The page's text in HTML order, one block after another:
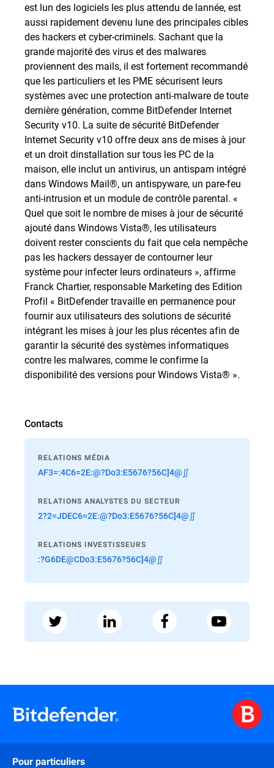
est lun des logiciels les plus attendu de lannée, est
aussi rapidement devenu lune des principales cibles
des hackers et cyber-criminels. Sachant que la
grande majorité des virus et des malwares
proviennent des mails, il est fortement recommandé
que les particuliers et les PME sécurisent leurs
systèmes avec une protection anti-malware de toute
dernière génération, comme BitDefender Internet
Security v10. La suite de sécurité BitDefender
Internet Security v10 offre deux ans de mises à jour
et un droit dinstallation sur tous les PC de la
maison, elle inclut un antivirus, un antispam intégré
dans Windows Mail®, un antispyware, un pare-feu
anti-intrusion et un module de contrôle parental. «
Quel que soit le nombre de mises à jour de sécurité
ajouté dans Windows Vista®, les utilisateurs
doivent rester conscients du fait que cela nempêche
pas les hackers dessayer de contourner leur
système pour infecter leurs ordinateurs », affirme
Franck Chartier, responsable Marketing des Edition
Profil « BitDefender travaille en permanence pour
fournir aux utilisateurs des solutions de sécurité
intégrant les mises à jour les plus récentes afin de
garantir la sécurité des systèmes informatiques
contre les malwares, comme le confirme la
disponibilité des versions pour Windows Vista® ».
Contacts
RELATIONS MÉDIA
AF3=:4C6=2E:@?Do3:E5676?56C]4@∬
RELATIONS ANALYSTES DU SECTEUR
2?2=JDEC6=2E:@?Do3:E5676?56C]4@∬
RELATIONS INVESTISSEURS
:?G6DE@CDo3:E5676?56C]4@∬
Pour particuliers